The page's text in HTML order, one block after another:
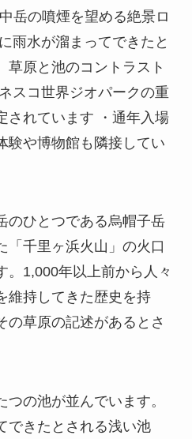
岳の噴煙を望める絶景ロ
雨水が溜まってできたと
草原と池のコントラスト
スコ世界ジオパークの重
されています ・通年入場
験や博物館も隣接してい
のひとつである烏帽子岳
「千里ヶ浜火山」の火口
。1,000年以上前から人々
維持してきた歴史を持
の草原の記述があるとさ
の池が並んでいます。
できたとされる浅い池